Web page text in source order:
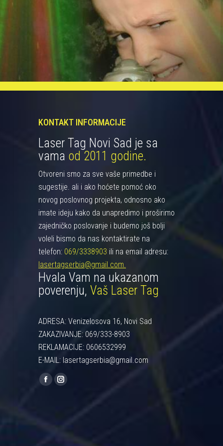
KONTAKT INFORMACIJE
Laser Tag Novi Sad je sa
vama od 2011 godine.
Otvoreni smo za sve vaše primedbe i
sugestije. ali i ako hoćete pomoć oko
novog poslovnog projekta, odnosno ako
imate ideju kako da unapredimo i proširimo
zajedničko poslovanje i budemo još bolji
voleli bismo da nas kontaktirate na
telefon: 069/3338903 ili na email adresu:
lasertagserbia@gmail.com.
Hvala Vam na ukazanom
poverenju, Vaš Laser Tag
ADRESA: Venizelosova 16, Novi Sad
ZAKAZIVANJE: 069/333-8903
REKLAMACIJE: 0606532999
E-MAIL: lasertagserbia@gmail.com
Find us on:
FacebookInstagram